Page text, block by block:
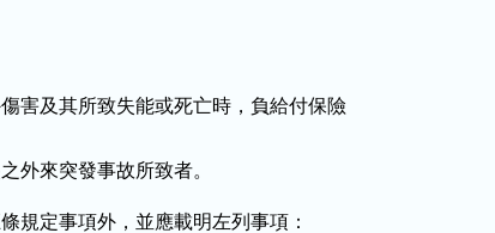
害及其所致失能或死亡時，負給付保險
外來突發事故所致者。
規定事項外，並應載明左列事項：